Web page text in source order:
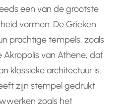
een van de grootste
vormen. De Grieken
prachtige tempels, zoals
Akropolis van Athene, dat
klassieke architectuur is.
zijn stempel gedrukt
zoals het